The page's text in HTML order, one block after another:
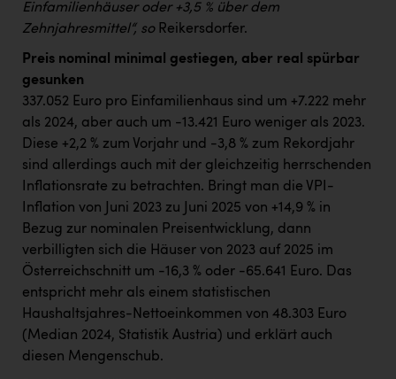
kunden basics
kontakt
Einfamilienhäuser oder +3,5 % über dem
Zehnjahresmittel“, so Reikersdorfer.
Preis nominal minimal gestiegen, aber real spürbar
gesunken
337.052 Euro pro Einfamilienhaus sind um +7.222 mehr
als 2024, aber auch um -13.421 Euro weniger als 2023.
Diese +2,2 % zum Vorjahr und -3,8 % zum Rekordjahr
sind allerdings auch mit der gleichzeitig herrschenden
Inflationsrate zu betrachten. Bringt man die VPI-
Inflation von Juni 2023 zu Juni 2025 von +14,9 % in
Bezug zur nominalen Preisentwicklung, dann
verbilligten sich die Häuser von 2023 auf 2025 im
Österreichschnitt um -16,3 % oder -65.641 Euro. Das
entspricht mehr als einem statistischen
Haushaltsjahres-Nettoeinkommen von 48.303 Euro
(Median 2024, Statistik Austria) und erklärt auch
diesen Mengenschub.